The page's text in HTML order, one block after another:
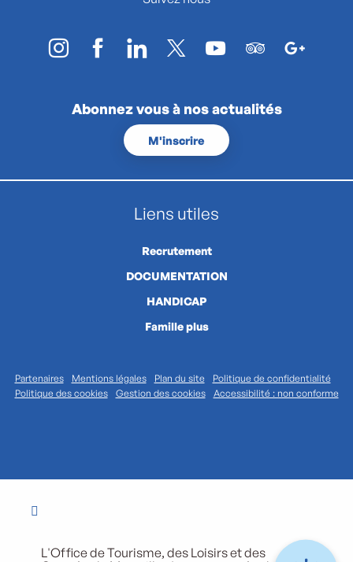
Abonnez vous à nos actualités
M'inscrire
Liens utiles
Recrutement
DOCUMENTATION
HANDICAP
Famille plus
Partenaires Mentions légales Plan du site
Politique de confidentialité
Politique des cookies
Gestion des cookies Accessibilité : non conforme
L'Office de Tourisme, des Loisirs et des